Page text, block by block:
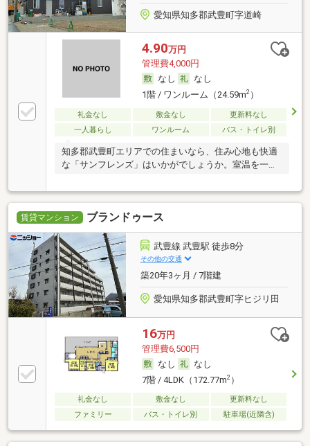
愛知県知多郡武豊町字道崎
4.90万円
管理費4,000円
なし
なし
1階 / ワンルーム（24.59m2）
礼金なし 敷金なし
更新料なし
一人暮らし
ワンルーム バス・トイレ別
知多郡武豊町エリアでの住まいなら、住み心地も快適
な「サンフレンズ」はいかがでしょうか。室温を一定
賃貸マンション ブランドゥース
武豊線 武豊駅 徒歩8分
その他の交通
築20年3ヶ月 / 7階建
愛知県知多郡武豊町字ヒジリ田
16万円
管理費6,500円
なし
なし
7階 / 4LDK（172.77m2）
礼金なし 敷金なし
更新料なし
ファミリー
バス・トイレ別 駐車場(近隣含)